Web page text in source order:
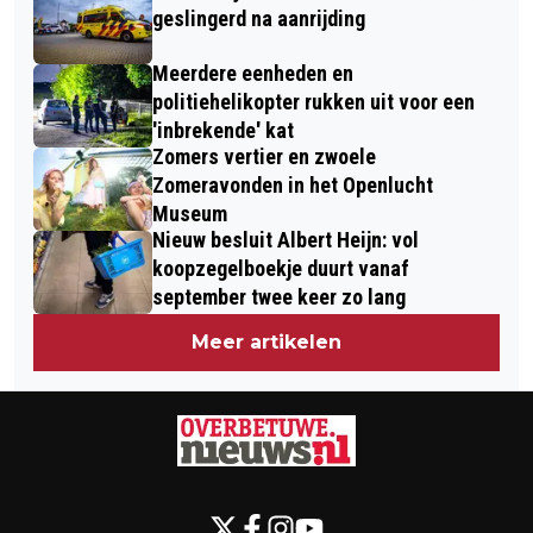
geslingerd na aanrijding
Meerdere eenheden en
politiehelikopter rukken uit voor een
'inbrekende' kat
Zomers vertier en zwoele
Zomeravonden in het Openlucht
Museum
Nieuw besluit Albert Heijn: vol
koopzegelboekje duurt vanaf
september twee keer zo lang
Meer artikelen